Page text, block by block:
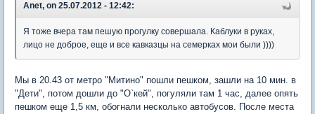
Anet, on 25.07.2012 - 12:42:
Я тоже вчера там пешую прогулку совершала. Каблуки в руках,
лицо не доброе, еще и все кавказцы на семерках мои были ))))
Мы в 20.43 от метро "Митино" пошли пешком, зашли на 10 мин. в
"Дети", потом дошли до "О`кей", погуляли там 1 час, далее опять
пешком еще 1,5 км, обогнали несколько автобусов. После места